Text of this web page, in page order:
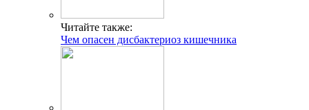
Читайте также:
Чем опасен дисбактериоз кишечника